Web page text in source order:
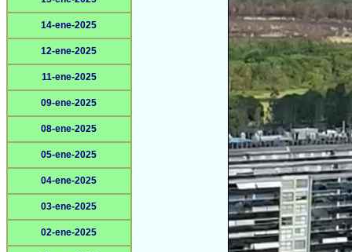
14-ene-2025
12-ene-2025
11-ene-2025
09-ene-2025
08-ene-2025
05-ene-2025
04-ene-2025
03-ene-2025
02-ene-2025